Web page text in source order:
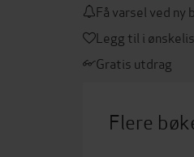
Få varsel ved
Legg til i
Gratis utdrag
Flere